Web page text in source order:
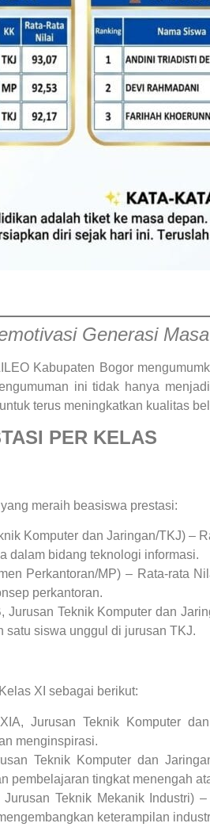
Generasi
Kabupaten Bogor
ini tidak hanya
terus meningkatkan kualitas
PER KELAS
meraih beasiswa prestasi:
Komputer dan Jaringan/TKJ) –
dalam bidang teknologi informasi.
Perkantoran/MP) – Rata-rata
perkantoran.
Jurusan Teknik Komputer dan
satu siswa unggul di jurusan TKJ.
XI sebagai berikut:
Jurusan Teknik Komputer
menginspirasi.
Teknik Komputer dan
pembelajaran tingkat menengah
Teknik Mekanik Industri)
keterampilan